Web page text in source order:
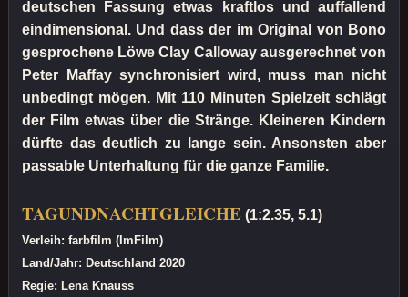
deutschen Fassung etwas kraftlos und auffallend
eindimensional. Und dass der im Original von Bono
gesprochene Löwe Clay Calloway ausgerechnet von
Peter Maffay synchronisiert wird, muss man nicht
unbedingt mögen. Mit 110 Minuten Spielzeit schlägt
der Film etwas über die Stränge. Kleineren Kindern
dürfte das deutlich zu lange sein. Ansonsten aber
passable Unterhaltung für die ganze Familie.
TAGUNDNACHTGLEICHE (1:2.35, 5.1)
Verleih: farbfilm (ImFilm)
Land/Jahr: Deutschland 2020
Regie: Lena Knauss